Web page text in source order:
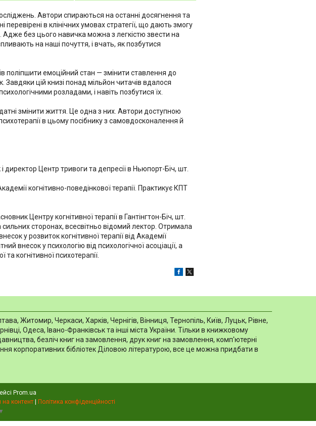
Автори спираються на останні досягнення та
перевірені в клінічних умовах стратегії, що дають змогу
без цього навичка можна з легкістю звести на
на наші почуття, і вчать, як позбутися
поліпшити емоційний стан — змінити ставлення до
Завдяки цій книзі понад мільйон читачів вдалося
розладами, і навіть позбутися їх.
змінити життя. Це одна з них. Автори доступною
в цьому посібнику з самовдосконалення й
директор Центр тривоги та депресії в Ньюпорт-Біч, шт.
когнітивно-поведінкової терапії. Практикує КПТ
Центру когнітивної терапії в Гантінгтон-Біч, шт.
сторонах, всесвітньо відомий лектор. Отримала
у розвиток когнітивної терапії від Академії
внесок у психологію від психологічної асоціації, а
когнітивної психотерапії.
Житомир, Черкаси, Харків, Чернігів, Вінниця, Тернопіль, Київ, Луцьк, Рівне,
Одеса, Івано-Франківськ та інші міста України. Тільки в книжковому
безліч книг на замовлення, друк книг на замовлення, комп'ютерні
корпоративних бібліотек Діловою літературою, все це можна придбати в
Prom.ua
контент | Політика конфіденційності